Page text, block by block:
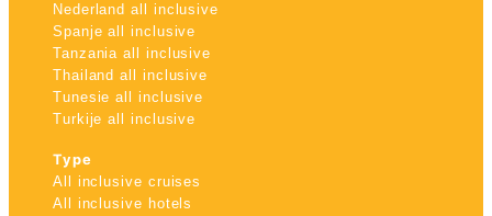
Nederland all inclusive
Spanje all inclusive
Tanzania all inclusive
Thailand all inclusive
Tunesie all inclusive
Turkije all inclusive
Type
All inclusive cruises
All inclusive hotels